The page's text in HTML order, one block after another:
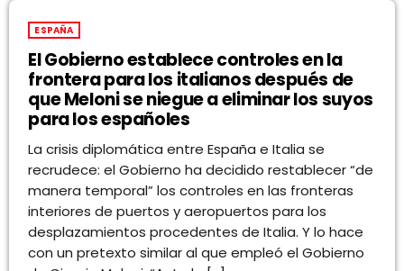
ESPAÑA
El Gobierno establece controles en la
frontera para los italianos después de
que Meloni se niegue a eliminar los suyos
para los españoles
La crisis diplomática entre España e Italia se
recrudece: el Gobierno ha decidido restablecer “de
manera temporal” los controles en las fronteras
interiores de puertos y aeropuertos para los
desplazamientos procedentes de Italia. Y lo hace
con un pretexto similar al que empleó el Gobierno